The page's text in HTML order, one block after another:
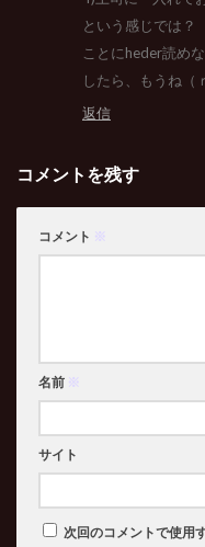
という感じでは？
ことにheder読め
したら、もうね（
返信
コメントを残す
コメント ※
名前 ※
サイト
次回のコメントで使用